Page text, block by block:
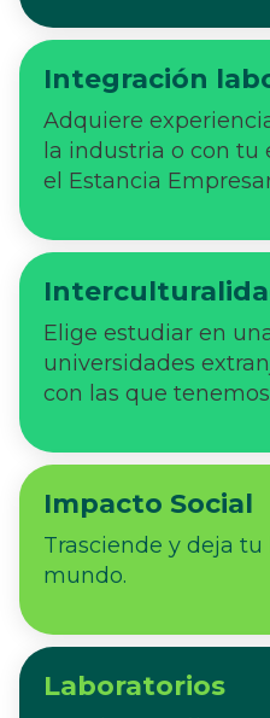
Integración
Adquiere
la industria o con
el Estancia
Elige estudiar en
universidades
con las que
Impacto Social
Trasciende y deja
mundo.
Laboratorios